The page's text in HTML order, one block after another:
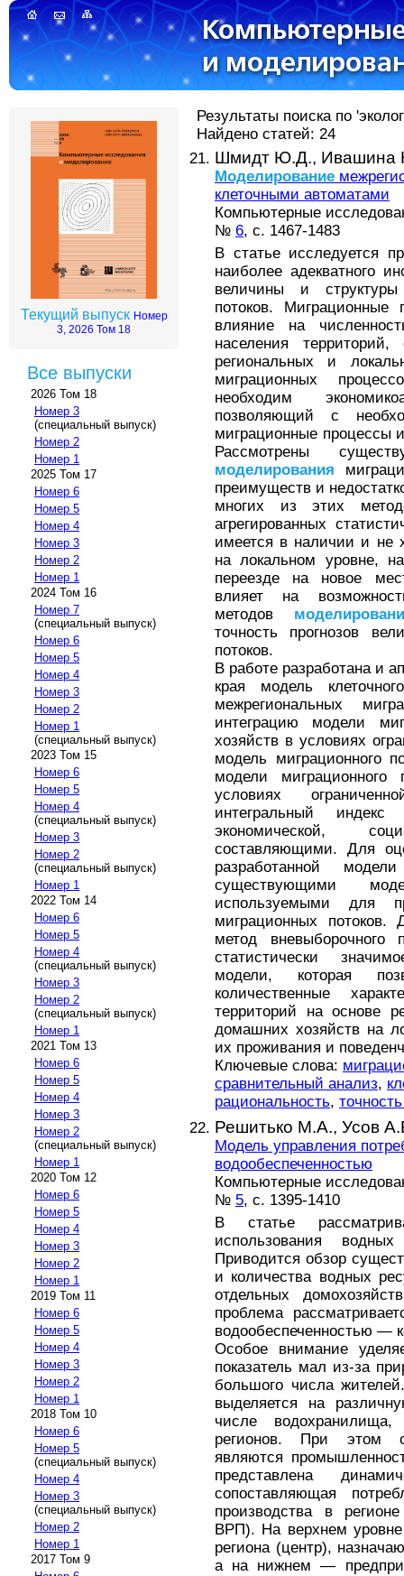
Текущий выпуск Номер
3, 2026 Том 18
Все выпуски
2026 Том 18
Номер 3
(специальный выпуск)
Номер 2
Номер 1
2025 Том 17
Номер 6
Номер 5
Номер 4
Номер 3
Номер 2
Номер 1
2024 Том 16
Номер 7
(специальный выпуск)
Номер 6
Номер 5
Номер 4
Номер 3
Номер 2
Номер 1
(специальный выпуск)
2023 Том 15
Номер 6
Номер 5
Номер 4
(специальный выпуск)
Номер 3
Номер 2
(специальный выпуск)
Номер 1
2022 Том 14
Номер 6
Номер 5
Номер 4
(специальный выпуск)
Номер 3
Номер 2
(специальный выпуск)
Номер 1
2021 Том 13
Номер 6
Номер 5
Номер 4
Номер 3
Номер 2
(специальный выпуск)
Номер 1
2020 Том 12
Номер 6
Номер 5
Номер 4
Номер 3
Номер 2
Номер 1
2019 Том 11
Номер 6
Номер 5
Номер 4
Номер 3
Номер 2
Номер 1
2018 Том 10
Номер 6
Номер 5
(специальный выпуск)
Номер 4
Номер 3
(специальный выпуск)
Номер 2
Номер 1
2017 Том 9
Результаты поиска по
Найдено статей: 24
Шмидт Ю.Д., Ивашина
Моделирование
клеточными автоматами
Компьютерные
№ 6, с. 1467-1483
В статье исследуется
наиболее адекватного
величины и структуры
потоков. Миграционные
влияние на
населения территорий,
региональных и
миграционных
необходим
позволяющий с
миграционные процессы
Рассмотрены
моделирования
преимуществ и
многих из этих
агрегированных
имеется в наличии и не
на локальном уровне,
переезде на новое
влияет на
методов
точность прогнозов
потоков.
В работе разработана и
края модель
межрегиональных
интеграцию модели
хозяйств в условиях
модель миграционного
модели
условиях
интегральный индекс
экономической,
составляющими. Для
разработанной
существующими
используемыми для
миграционных
метод вневыборочного
статистически
модели, которая
количественные
территорий на основе
домашних хозяйств на
их проживания и
Ключевые слова:
сравнительный анализ,
рациональность,
Решитько М.А., Усов
Модель управления
водообеспеченностью
Компьютерные
№ 5, с. 1395-1410
В статье
использования
Приводится обзор
и количества водных
отдельных
проблема
водообеспеченностью —
Особое внимание
показатель мал из-за
большого числа
выделяется на
числе
регионов. При этом
являются
представлена
сопоставляющая
производства в
ВРП). На верхнем
региона (центр),
а на нижнем —